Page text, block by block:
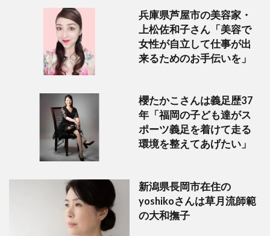
兵庫県芦屋市の美容家・
上松佐和子さん「美容で
女性が自立して仕事が出
来るためのお手伝いを」
櫻たかこさんは義足歴37
年「福岡の子ども達がス
ポーツ義足を着けて走る
環境を整えてあげたい」
新潟県長岡市在住の
yoshikoさんは草月流師範
の大和撫子